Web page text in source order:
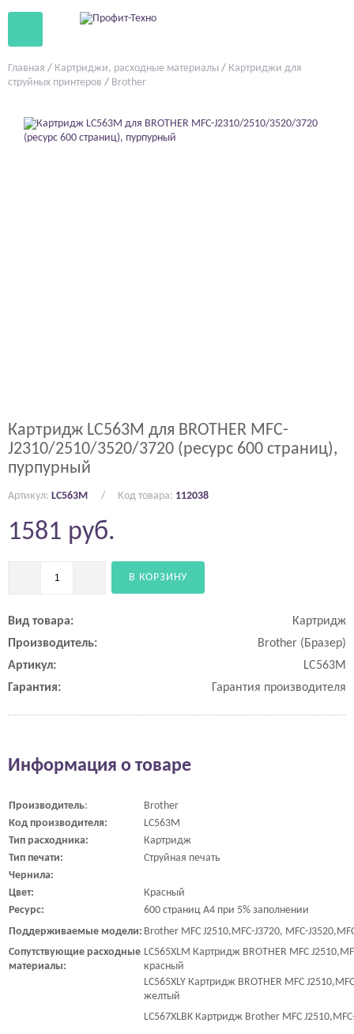
Главная / Картриджи, расходные материалы / Картриджи для
струйных принтеров / Brother
Картридж LC563M для BROTHER MFC-
J2310/2510/3520/3720 (ресурс 600 страниц),
пурпурный
Артикул: LC563M Код товара: 112038
Вид товара:
Картридж
Производитель:
Brother (Бразер)
Артикул:
LC563M
Гарантия:
Гарантия производителя
1581 руб.
В КОРЗИНУ
Информация о товаре
Производитель:
Brother
Код производителя:
LC563M
Тип расходника:
Картридж
Тип печати:
Струйная печать
Чернила:
Цвет:
Красный
Ресурс:
600 страниц A4 при 5% заполнении
Поддерживаемые модели: Brother MFC J2510,MFC-J3720, MFC-
Сопутствующие расходные
материалы:
LC565XLM Картридж BROTHER MFC
красный
LC565XLY Картридж BROTHER MFC
желтый
LC567XLBK Картридж Brother MFC